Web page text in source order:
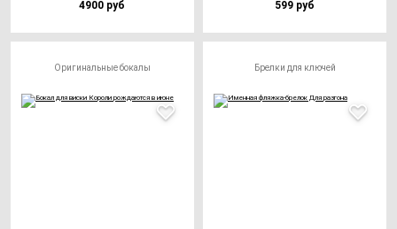
4900 руб 599 руб
Оригинальные бокалы Брелки для ключей